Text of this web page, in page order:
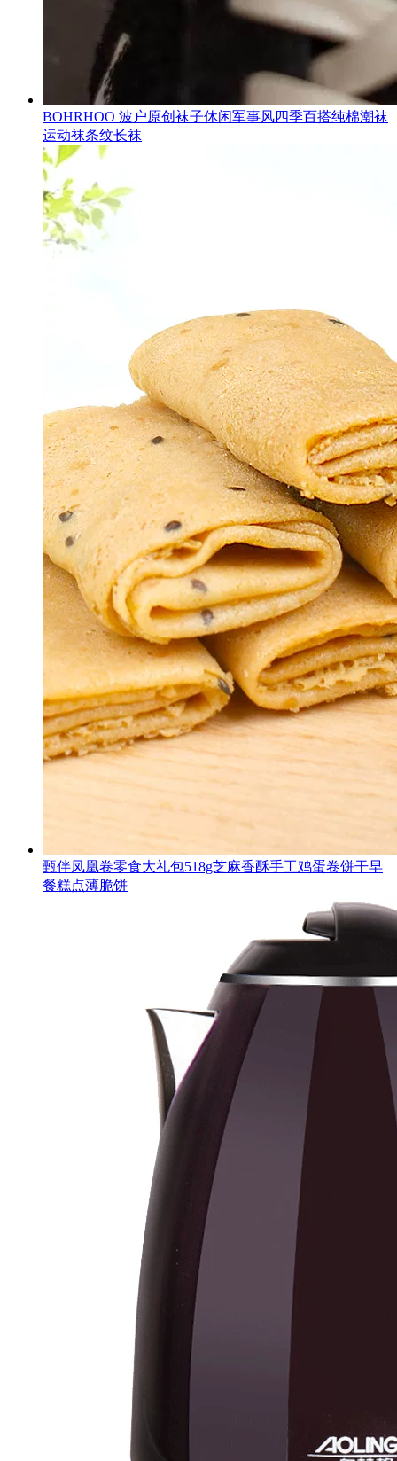
BOHRHOO 波户原创袜子休闲军事风四季百搭纯棉潮袜
运动袜条纹长袜
甄伴凤凰卷零食大礼包518g芝麻香酥手工鸡蛋卷饼干早
餐糕点薄脆饼